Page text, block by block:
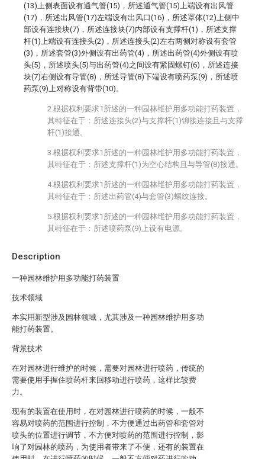
Description
一种园林维护用多功能打药装置
技术领域
本实用新型涉及园林领域，尤其涉及一种园林维护用多功
能打药装置。
背景技术
在对园林进行维护的时候，需要对园林进行喷药，传统的
需要使用手握住喷药杆来回移动进行喷药，这样比较费
力。
现有的装置在使用时，在对园林进行喷药的时候，一般不
容易对喷药的范围进行控制，不方便通过出药管和套管对
喷头的位置进行调节，不方便对喷药的范围进行控制，影
响了对园林的喷药，为使用者带来了不便，还有的装置在
(13)上侧表面设有通气管(15)，所述通气管(15)上端设有出风管
(17)，所述出风管(17)左端设有出风口(16)，所述罩体(12)上侧中
部设有连接块(7)，所述连接块(7)内部设有支撑杆(1)，所述支撑
杆(1)上端设有连接头(2)，所述连接头(2)左右两侧对称设有套管
(3)，所述套管(3)外侧设有出药管(4)，所述出药管(4)外侧设有喷
头(5)，所述喷头(5)与出药管(4)之间设有紧固螺钉(6)，所述连接
块(7)右侧设有导管(8)，所述导管(8)下端设有喷药泵(9)，所述喷
药泵(9)上对称设有背带(10)。
2.根据权利要求1所述的一种园林维护用多功能打药装置，
其特征在于：所述连接头(2)与支撑杆(1)铆接连接且与支撑
杆(1)接通。
3.根据权利要求1所述的一种园林维护用多功能打药装置，
其特征在于：所述支撑杆(1)为空心结构且与导管(8)接通。
4.根据权利要求1所述的一种园林维护用多功能打药装置，
其特征在于：所述出药管(4)与套管(3)螺纹连接。
5.根据权利要求1所述的一种园林维护用多功能打药装置，
其特征在于：所述喷药泵(9)上设有电源。